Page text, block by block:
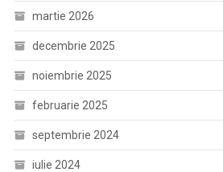
martie 2026
decembrie 2025
noiembrie 2025
februarie 2025
septembrie 2024
iulie 2024